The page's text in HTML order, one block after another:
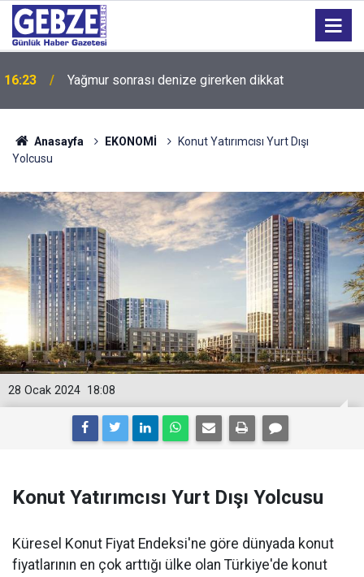
16:23 Yağmur sonrası denize girerken dikkat
Anasayfa EKONOMİ
Konut Yatırımcısı Yurt Dışı
Yolcusu
18:08
28 Ocak 2024
Konut Yatırımcısı Yurt Dışı Yolcusu
Küresel Konut Fiyat Endeksi'ne göre dünyada konut
fiyatlarının en çok arttığı ülke olan Türkiye'de konut